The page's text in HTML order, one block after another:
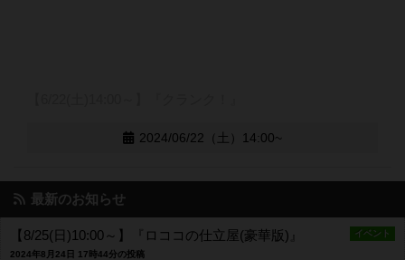
2024/06/22（土）14:00~
最新のお知らせ
イベント
【8/25(日)10:00～】『ロココの仕立屋(豪華版)』
2024年8月24日 17時44分の投稿